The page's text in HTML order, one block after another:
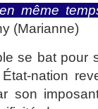
même
(Marianne)
se bat pour
nation
son